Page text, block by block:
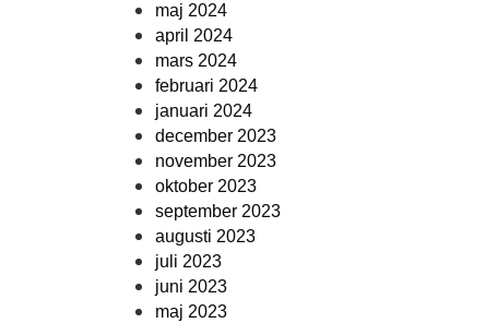
maj 2024
april 2024
mars 2024
februari 2024
januari 2024
december 2023
november 2023
oktober 2023
september 2023
augusti 2023
juli 2023
juni 2023
maj 2023